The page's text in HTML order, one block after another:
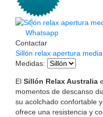
Whatsapp
Contactar
Sillón relax apertura
Medidas:
El Sillón Relax Australia
momentos de descanso
su acolchado confortable
ofrece una resistencia y